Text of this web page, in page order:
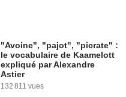
"Avoine", "pajot", "picrate" :
le vocabulaire de Kaamelott
expliqué par Alexandre
Astier
132 811 vues